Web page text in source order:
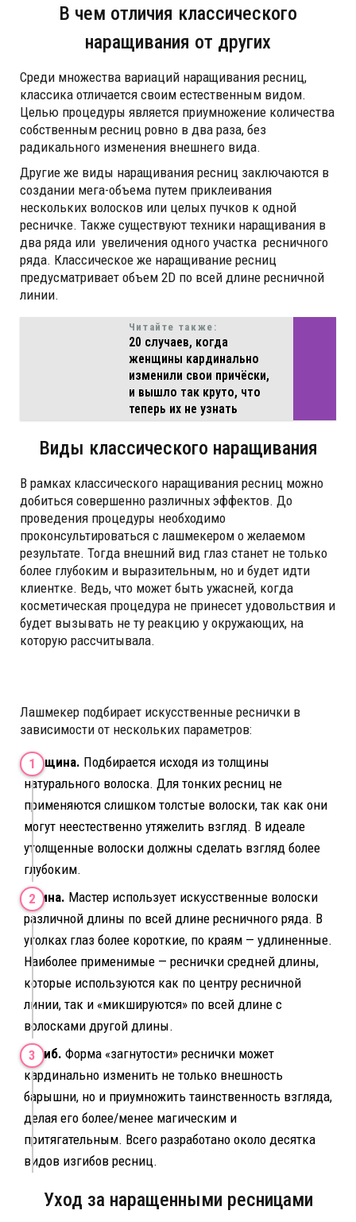
В чем отличия классического
наращивания от других
Среди множества вариаций наращивания ресниц,
классика отличается своим естественным видом.
Целью процедуры является приумножение количества
собственным ресниц ровно в два раза, без
радикального изменения внешнего вида.
Другие же виды наращивания ресниц заключаются в
создании мега-объема путем приклеивания
нескольких волосков или целых пучков к одной
ресничке. Также существуют техники наращивания в
два ряда или увеличения одного участка ресничного
ряда. Классическое же наращивание ресниц
предусматривает объем 2D по всей длине ресничной
линии.
Читайте также:
20 случаев, когда
женщины кардинально
изменили свои причёски,
и вышло так круто, что
теперь их не узнать
Виды классического наращивания
В рамках классического наращивания ресниц можно
добиться совершенно различных эффектов. До
проведения процедуры необходимо
проконсультироваться с лашмекером о желаемом
результате. Тогда внешний вид глаз станет не только
более глубоким и выразительным, но и будет идти
клиентке. Ведь, что может быть ужасней, когда
косметическая процедура не принесет удовольствия и
будет вызывать не ту реакцию у окружающих, на
которую рассчитывала.
Лашмекер подбирает искусственные реснички в
зависимости от нескольких параметров:
Толщина. Подбирается исходя из толщины
натурального волоска. Для тонких ресниц не
применяются слишком толстые волоски, так как они
могут неестественно утяжелить взгляд. В идеале
утолщенные волоски должны сделать взгляд более
глубоким.
Длина. Мастер использует искусственные волоски
различной длины по всей длине ресничного ряда. В
уголках глаз более короткие, по краям — удлиненные.
Наиболее применимые — реснички средней длины,
которые используются как по центру ресничной
линии, так и «микшируются» по всей длине с
волосками другой длины.
Изгиб. Форма «загнутости» реснички может
кардинально изменить не только внешность
барышни, но и приумножить таинственность взгляда,
делая его более/менее магическим и
притягательным. Всего разработано около десятка
видов изгибов ресниц.
Уход за наращенными ресницами